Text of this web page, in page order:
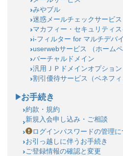
みやブル
迷惑メールチェックサービス
マカフィー・セキュリティス
i-フィルター for マルチデバ
userwebサービス （ホームペ
バーチャルドメイン
汎用ＪＰドメインオプション
割引優待サービス（ベネフィ
お手続き
約款・規約
新規入会申し込み・ご相談
ログインパスワードの管理に
お引っ越しに伴うお手続き
ご登録情報の確認と変更